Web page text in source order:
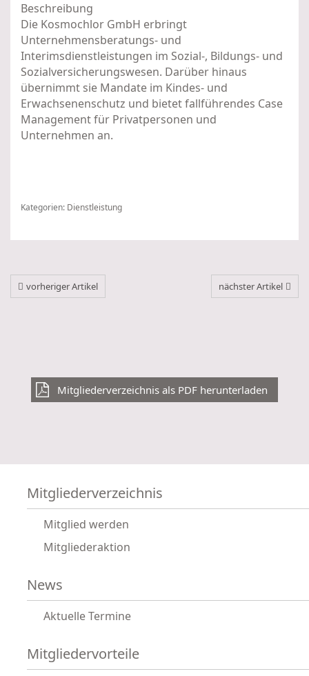
Beschreibung
Die Kosmochlor GmbH erbringt
Unternehmensberatungs- und
Interimsdienstleistungen im Sozial-, Bildungs- und
Sozialversicherungswesen. Darüber hinaus
übernimmt sie Mandate im Kindes- und
Erwachsenenschutz und bietet fallführendes Case
Management für Privatpersonen und
Unternehmen an.
Kategorien: Dienstleistung
vorheriger Artikel nächster Artikel
Mitgliederverzeichnis als PDF herunterladen
Mitgliederverzeichnis
Mitglied werden
Mitgliederaktion
News
Aktuelle Termine
Mitgliedervorteile